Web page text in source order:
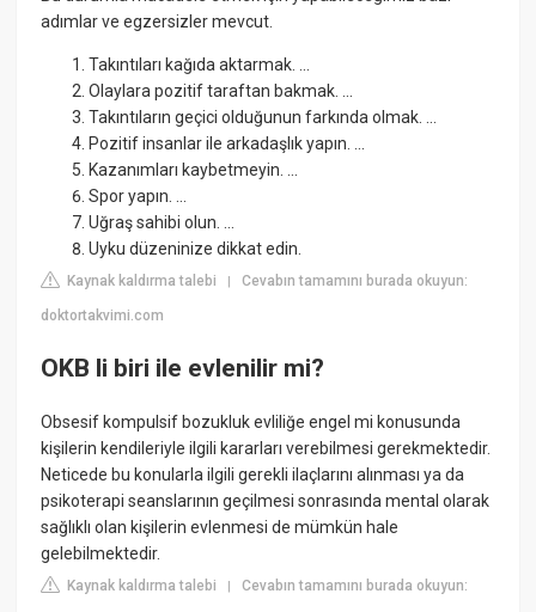
adımlar ve egzersizler mevcut.
Takıntıları kağıda aktarmak. ...
Olaylara pozitif taraftan bakmak. ...
Takıntıların geçici olduğunun farkında olmak. ...
Pozitif insanlar ile arkadaşlık yapın. ...
Kazanımları kaybetmeyin. ...
Spor yapın. ...
Uğraş sahibi olun. ...
Uyku düzeninize dikkat edin.
Kaynak kaldırma talebi |Cevabın tamamını burada okuyun:
doktortakvimi.com
OKB li biri ile evlenilir mi?
Obsesif kompulsif bozukluk evliliğe engel mi konusunda
kişilerin kendileriyle ilgili kararları verebilmesi gerekmektedir.
Neticede bu konularla ilgili gerekli ilaçlarını alınması ya da
psikoterapi seanslarının geçilmesi sonrasında mental olarak
sağlıklı olan kişilerin evlenmesi de mümkün hale
gelebilmektedir.
Kaynak kaldırma talebi |Cevabın tamamını burada okuyun: